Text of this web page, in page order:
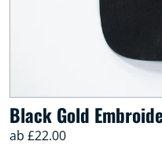
Black Gold
ab £22.00